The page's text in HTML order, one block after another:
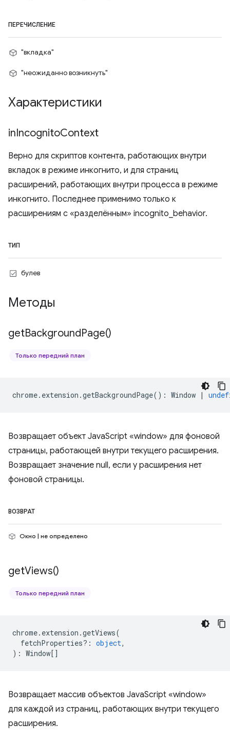
ПЕРЕЧИСЛЕНИЕ
"вкладка"
"неожиданно возникнуть"
Характеристики
inIncognitoContext
Верно для скриптов контента, работающих внутри
вкладок в режиме инкогнито, и для страниц
расширений, работающих внутри процесса в режиме
инкогнито. Последнее применимо только к
расширениям с «разделённым» incognito_behavior.
ТИП
булев
Методы
getBackgroundPage()
Только передний план
chrome. extension .getBackgroundPage() : Window |
Возвращает объект JavaScript «window» для фоновой
страницы, работающей внутри текущего расширения.
Возвращает значение null, если у расширения нет
фоновой страницы.
ВОЗВРАТ
Окно | не определено
getViews()
Только передний план
chrome. extension .getViews(
fetchProperties? : object,
) : Window[]
Возвращает массив объектов JavaScript «window»
для каждой из страниц, работающих внутри текущего
расширения.